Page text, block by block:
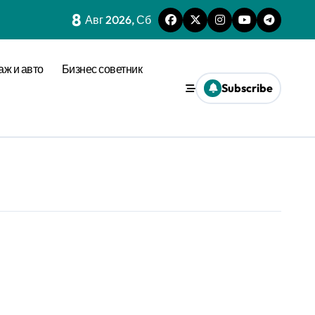
8 Авг 2026, Сб
и авто Бизнес советник
Subscribe